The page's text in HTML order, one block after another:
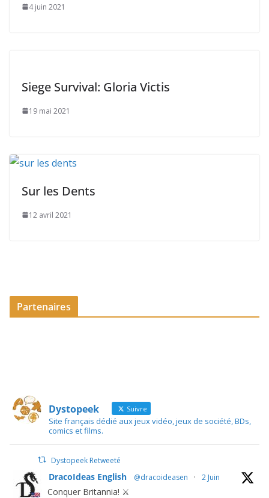
4 juin 2021
Siege Survival: Gloria Victis
19 mai 2021
Sur les Dents
12 avril 2021
Partenaires
Dystopeek Suivre
Site français dédié aux jeux vidéo, jeux de société, BDs,
comics et films.
Dystopeek Retweeté
DracoIdeas English @dracoideasen · 2 Juin
Conquer Britannia! ⚔️